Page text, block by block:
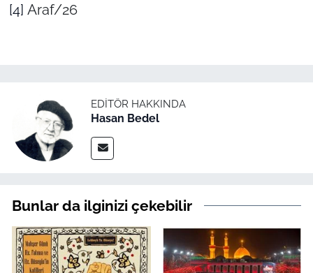
[4] Araf/26
EDITÖR HAKKINDA
Hasan Bedel
Bunlar da ilginizi çekebilir